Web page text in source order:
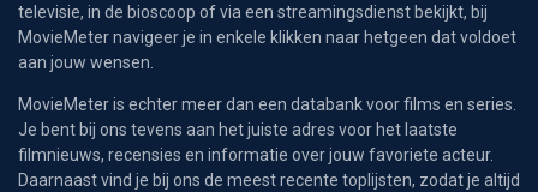
televisie, in de bioscoop of via een streamingsdienst bekijkt, bij
MovieMeter navigeer je in enkele klikken naar hetgeen dat voldoet
aan jouw wensen.
MovieMeter is echter meer dan een databank voor films en series.
Je bent bij ons tevens aan het juiste adres voor het laatste
filmnieuws, recensies en informatie over jouw favoriete acteur.
Daarnaast vind je bij ons de meest recente toplijsten, zodat je altijd